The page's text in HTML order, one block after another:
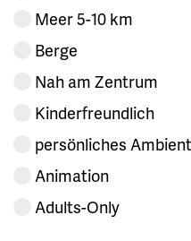
Meer 5-10 km
Berge
Nah am Zentrum
Kinderfreundlich
persönliches
Animation
Adults-Only